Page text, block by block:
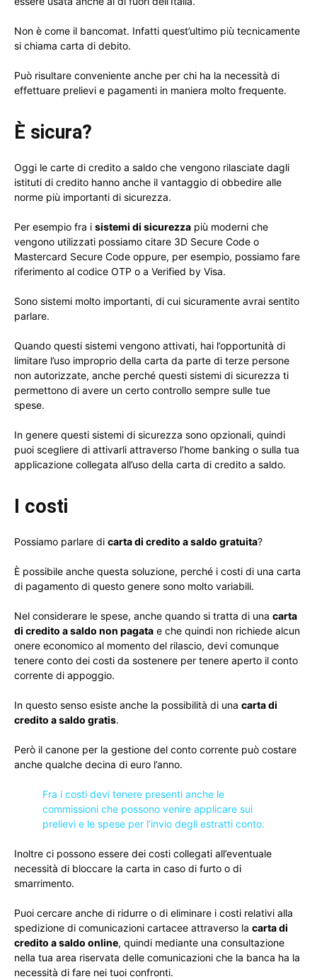
Non è come il bancomat. Infatti quest’ultimo più tecnicamente
si chiama carta di debito.
Può risultare conveniente anche per chi ha la necessità di
effettuare prelievi e pagamenti in maniera molto frequente.
È sicura?
Oggi le carte di credito a saldo che vengono rilasciate dagli
istituti di credito hanno anche il vantaggio di obbedire alle
norme più importanti di sicurezza.
Per esempio fra i sistemi di sicurezza più moderni che
vengono utilizzati possiamo citare 3D Secure Code o
Mastercard Secure Code oppure, per esempio, possiamo fare
riferimento al codice OTP o a Verified by Visa.
Sono sistemi molto importanti, di cui sicuramente avrai sentito
parlare.
Quando questi sistemi vengono attivati, hai l’opportunità di
limitare l’uso improprio della carta da parte di terze persone
non autorizzate, anche perché questi sistemi di sicurezza ti
permettono di avere un certo controllo sempre sulle tue
spese.
In genere questi sistemi di sicurezza sono opzionali, quindi
puoi scegliere di attivarli attraverso l’home banking o sulla tua
applicazione collegata all’uso della carta di credito a saldo.
I costi
Possiamo parlare di carta di credito a saldo gratuita?
È possibile anche questa soluzione, perché i costi di una carta
di pagamento di questo genere sono molto variabili.
Nel considerare le spese, anche quando si tratta di una carta
di credito a saldo non pagata e che quindi non richiede alcun
onere economico al momento del rilascio, devi comunque
tenere conto dei costi da sostenere per tenere aperto il conto
corrente di appoggio.
In questo senso esiste anche la possibilità di una carta di
credito a saldo gratis.
Però il canone per la gestione del conto corrente può costare
anche qualche decina di euro l’anno.
Fra i costi devi tenere presenti anche le
commissioni che possono venire applicare sui
prelievi e le spese per l’invio degli estratti conto.
Inoltre ci possono essere dei costi collegati all’eventuale
necessità di bloccare la carta in caso di furto o di
smarrimento.
Puoi cercare anche di ridurre o di eliminare i costi relativi alla
spedizione di comunicazioni cartacee attraverso la carta di
credito a saldo online, quindi mediante una consultazione
nella tua area riservata delle comunicazioni che la banca ha la
necessità di fare nei tuoi confronti.